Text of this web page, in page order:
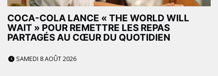
COCA-COLA LANCE « THE WORLD WILL
WAIT » POUR REMETTRE LES REPAS
PARTAGÉS AU CŒUR DU QUOTIDIEN
SAMEDI 8 AOÛT 2026